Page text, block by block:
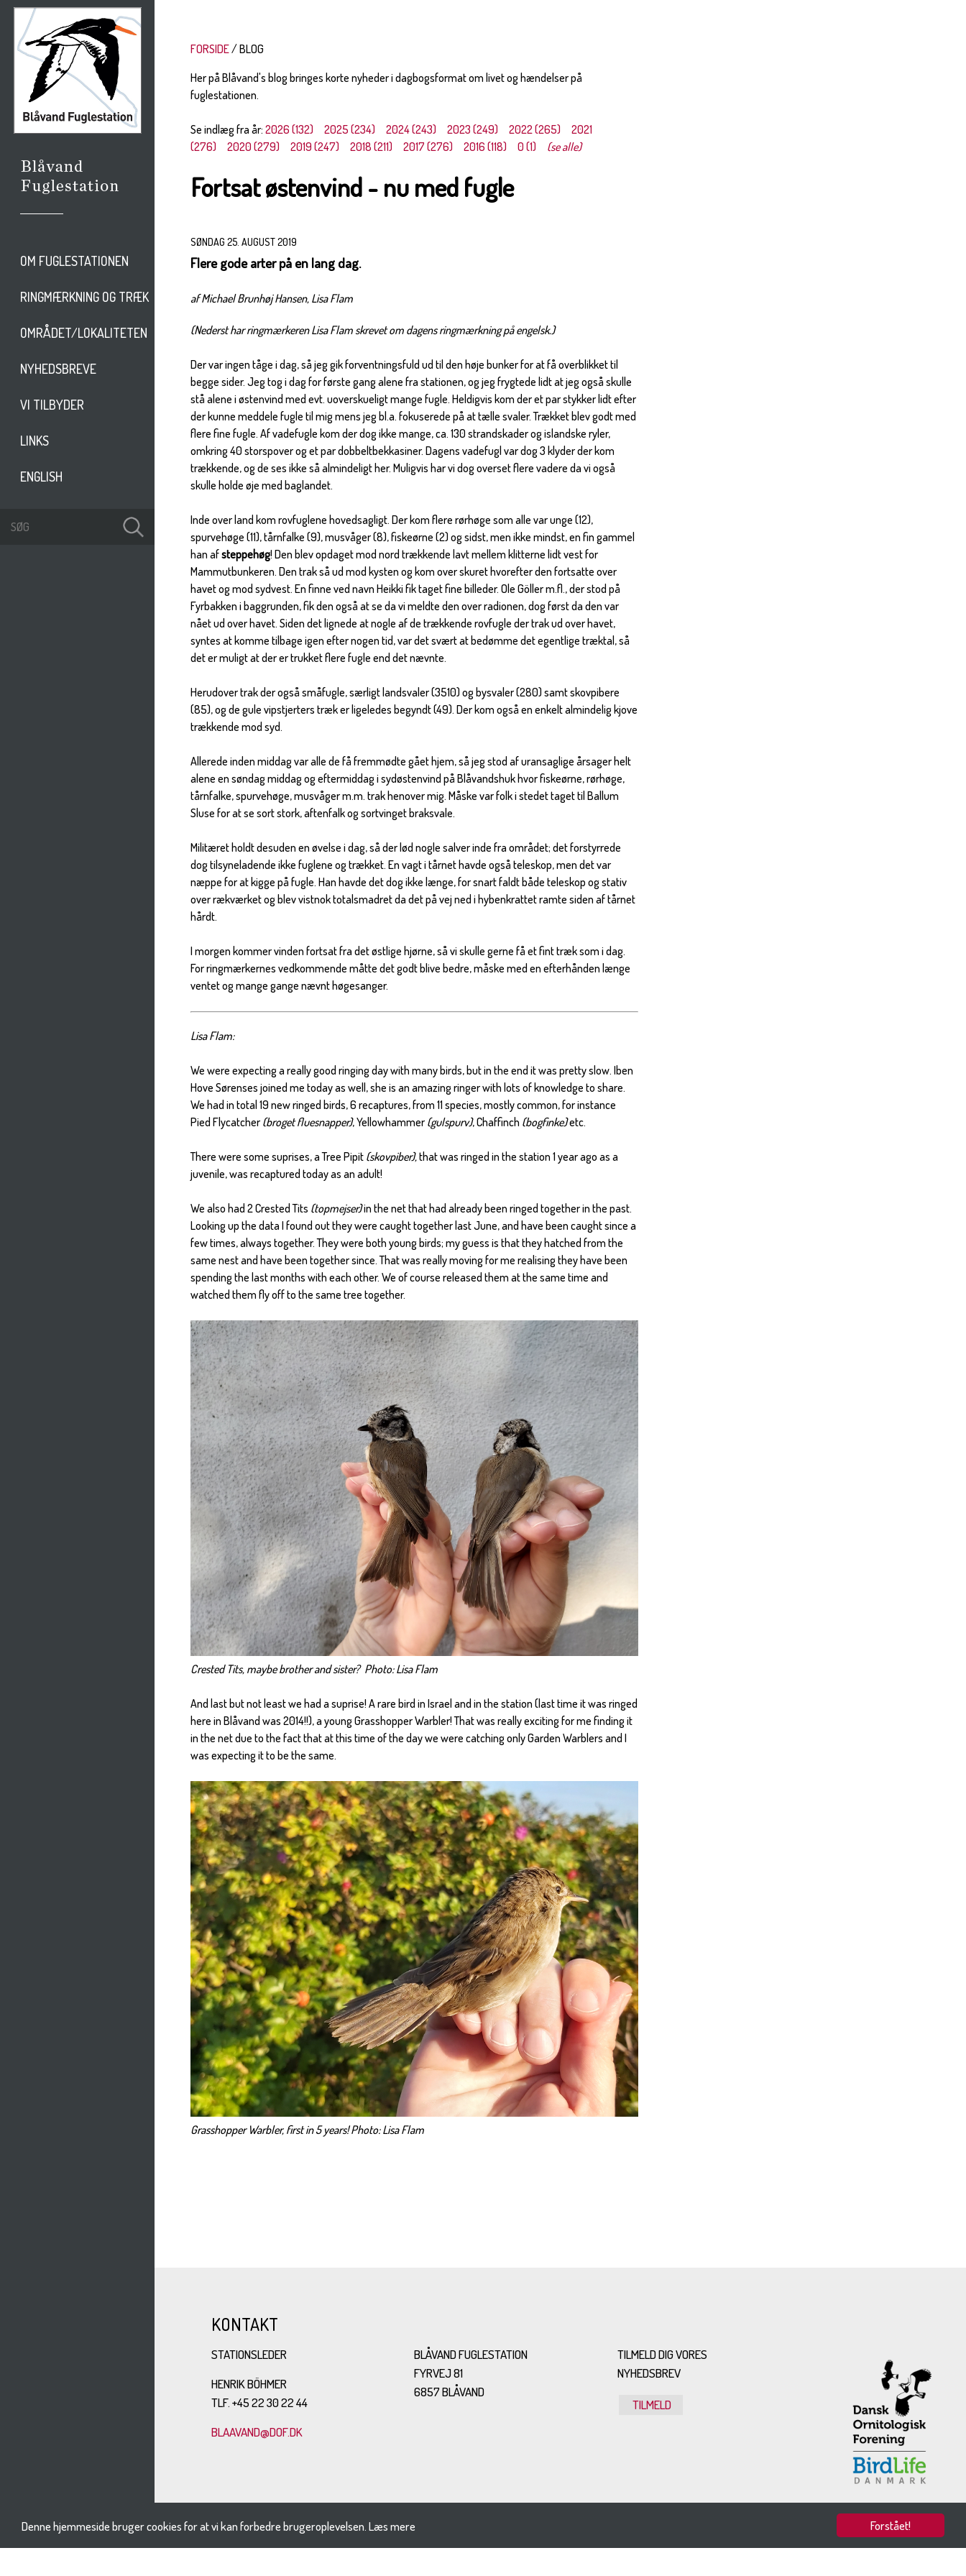
Forstået!
Denne hjemmeside bruger cookies for at vi kan forbedre brugeroplevelsen.Læs mere
OM FUGLESTATIONEN
RINGMÆRKNING OG TRÆK
OMRÅDET/LOKALITETEN
NYHEDSBREVE
VI TILBYDER
LINKS
ENGLISH
FORSIDE
BLOG
Her på Blåvand's blog bringes korte nyheder i dagbogsformat om livet og hændelser på
fuglestationen.
Se indlæg fra år:2026 (132) 2025 (234) 2024 (243) 2023 (249) 2022 (265)
2021
(276)
2020 (279) 2019 (247) 2018 (211) 2017 (276) 2016 (118) 0 (1) (se alle)
Fortsat østenvind - nu med fugle
SØNDAG 25. AUGUST 2019
Flere gode arter på en lang dag.
af Michael Brunhøj Hansen, Lisa Flam
(Nederst har ringmærkeren Lisa Flam skrevet om dagens ringmærkning på engelsk.)
Der var ingen tåge i dag, så jeg gik forventningsfuld ud til den høje bunker for at få overblikket til
begge sider. Jeg tog i dag for første gang alene fra stationen, og jeg frygtede lidt at jeg også skulle
stå alene i østenvind med evt. uoverskueligt mange fugle. Heldigvis kom der et par stykker lidt efter
der kunne meddele fugle til mig mens jeg bl.a. fokuserede på at tælle svaler. Trækket blev godt med
flere fine fugle. Af vadefugle kom der dog ikke mange, ca. 130 strandskader og islandske ryler,
omkring 40 storspover og et par dobbeltbekkasiner. Dagens vadefugl var dog 3 klyder der kom
trækkende, og de ses ikke så almindeligt her. Muligvis har vi dog overset flere vadere da vi også
skulle holde øje med baglandet.
Inde over land kom rovfuglene hovedsagligt. Der kom flere rørhøge som alle var unge (12),
spurvehøge (11), tårnfalke (9), musvåger (8), fiskeørne (2) og sidst, men ikke mindst, en fin gammel
han afsteppehøg! Den blev opdaget mod nord trækkende lavt mellem klitterne lidt vest for
Mammutbunkeren. Den trak så ud mod kysten og kom over skuret hvorefter den fortsatte over
havet og mod sydvest. En finne ved navn Heikki fik taget fine billeder. Ole Göller m.fl., der stod på
Fyrbakken i baggrunden, fik den også at se da vi meldte den over radionen, dog først da den var
nået ud over havet. Siden det lignede at nogle af de trækkende rovfugle der trak ud over havet,
syntes at komme tilbage igen efter nogen tid, var det svært at bedømme det egentlige træktal, så
det er muligt at der er trukket flere fugle end det nævnte.
Herudover trak der også småfugle, særligt landsvaler (3510) og bysvaler (280) samt skovpibere
(85), og de gule vipstjerters træk er ligeledes begyndt (49). Der kom også en enkelt almindelig kjove
trækkende mod syd.
Allerede inden middag var alle de få fremmødte gået hjem, så jeg stod af uransaglige årsager helt
alene en søndag middag og eftermiddag i sydøstenvind på Blåvandshuk hvor fiskeørne, rørhøge,
tårnfalke, spurvehøge, musvåger m.m. trak henover mig. Måske var folk i stedet taget til Ballum
Sluse for at se sort stork, aftenfalk og sortvinget braksvale.
Militæret holdt desuden en øvelse i dag, så der lød nogle salver inde fra området; det forstyrrede
dog tilsyneladende ikke fuglene og trækket. En vagt i tårnet havde også teleskop, men det var
næppe for at kigge på fugle. Han havde det dog ikke længe, for snart faldt både teleskop og stativ
over rækværket og blev vistnok totalsmadret da det på vej ned i hybenkrattet ramte siden af tårnet
hårdt.
I morgen kommer vinden fortsat fra det østlige hjørne, så vi skulle gerne få et fint træk som i dag.
For ringmærkernes vedkommende måtte det godt blive bedre, måske med en efterhånden længe
ventet og mange gange nævnt høgesanger.
Lisa Flam:
We were expecting a really good ringing day with many birds, but in the end it was pretty slow. Iben
Hove Sørenses joined me today as well, she is an amazing ringer with lots of knowledge to share.
We had in total 19 new ringed birds, 6 recaptures, from 11 species, mostly common, for instance
Pied Flycatcher (broget fluesnapper), Yellowhammer (gulspurv), Chaffinch (bogfinke)etc.
There were some suprises, a Tree Pipit (skovpiber),that was ringed in the station 1 year ago as a
juvenile, was recaptured today as an adult!
We also had 2 Crested Tits (topmejser)in the net that had already been ringed together in the past.
Looking up the data I found out they were caught together last June, and have been caught since a
few times, always together. They were both young birds; my guess is that they hatched from the
same nest and have been together since. That was really moving for me realising they have been
spending the last months with each other. We of course released them at the same time and
watched them fly off to the same tree together.
Crested Tits, maybe brother and sister? Photo: Lisa Flam
And last but not least we had a suprise! A rare bird in Israel and in the station (last time it was ringed
here in Blåvand was 2014!!), a young Grasshopper Warbler! That was really exciting for me finding it
in the net due to the fact that at this time of the day we were catching only Garden Warblers and I
was expecting it to be the same.
Grasshopper Warbler, first in 5 years! Photo: Lisa Flam
KONTAKT
STATIONSLEDER
HENRIK BÖHMER
TLF. +45 22 30 22 44
BLAAVAND@DOF.DK
BLÅVAND FUGLESTATION
FYRVEJ 81
6857 BLÅVAND
TILMELD DIG VORES
NYHEDSBREV
TILMELD